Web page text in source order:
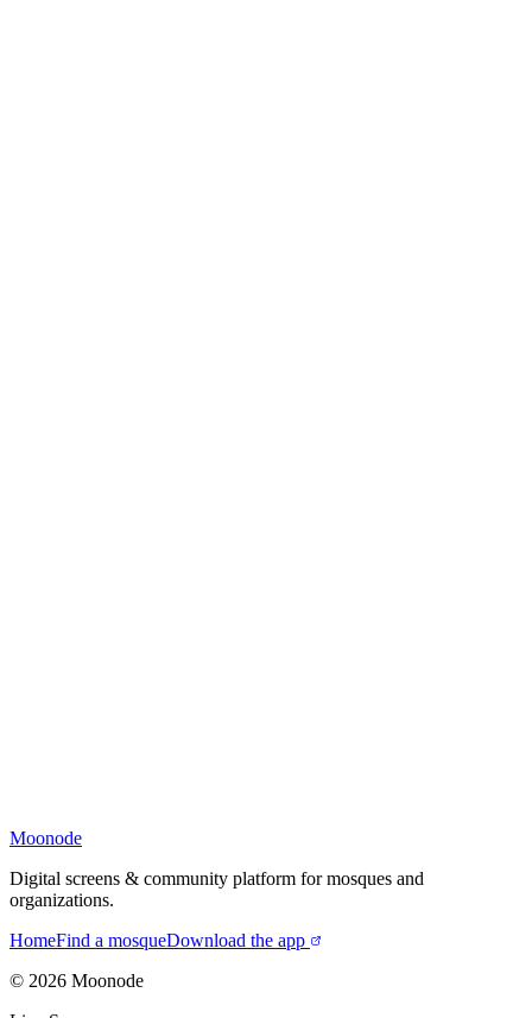
Moonode
Digital screens & community platform for mosques and
organizations.
HomeFind a mosqueDownload the app
© 2026 Moonode